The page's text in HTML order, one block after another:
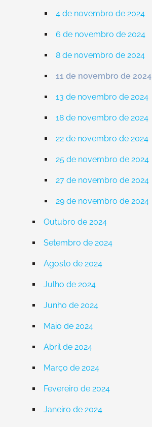
4 de novembro de 2024
6 de novembro de 2024
8 de novembro de 2024
11 de novembro de 2024
13 de novembro de 2024
18 de novembro de 2024
22 de novembro de 2024
25 de novembro de 2024
27 de novembro de 2024
29 de novembro de 2024
Outubro de 2024
Setembro de 2024
Agosto de 2024
Julho de 2024
Junho de 2024
Maio de 2024
Abril de 2024
Março de 2024
Fevereiro de 2024
Janeiro de 2024